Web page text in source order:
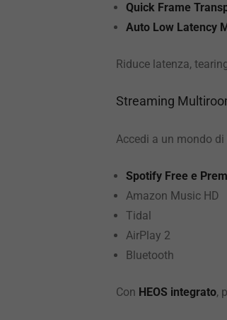
Quick Frame
Auto Low Latency
Riduce latenza,
Streaming
Accedi a un mondo
Spotify Free e
Amazon Music HD
Tidal
AirPlay 2
Bluetooth
Con HEOS integrato,